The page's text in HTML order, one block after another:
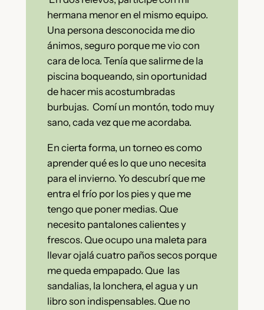
hermana menor en el mismo equipo.
Una persona desconocida me dio
ánimos, seguro porque me vio con
cara de loca. Tenía que salirme de la
piscina boqueando, sin oportunidad
de hacer mis acostumbradas
burbujas. Comí un montón, todo muy
sano, cada vez que me acordaba.
En cierta forma, un torneo es como
aprender qué es lo que uno necesita
para el invierno. Yo descubrí que me
entra el frío por los pies y que me
tengo que poner medias. Que
necesito pantalones calientes y
frescos. Que ocupo una maleta para
llevar ojalá cuatro paños secos porque
me queda empapado. Que las
sandalias, la lonchera, el agua y un
libro son indispensables. Que no